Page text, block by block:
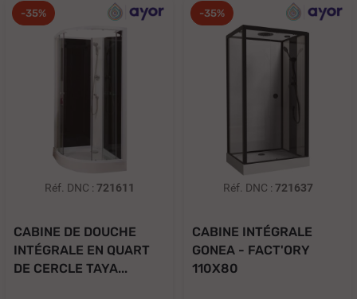
-35%
Réf. DNC : 721611
CABINE DE DOUCHE
INTÉGRALE EN QUART
DE CERCLE TAYA...
-35%
Réf. DNC : 721637
CABINE INTÉGRALE
GONEA - FACT'ORY
110X80